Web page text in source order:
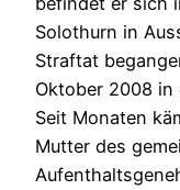
Solothurn in
Straftat
Oktober 2008 in
Seit Monaten
Mutter des